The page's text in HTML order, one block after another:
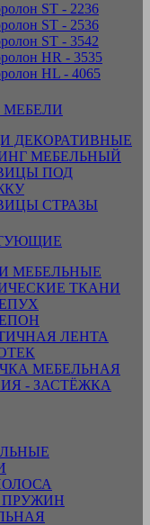
ST - 2236
ST - 2536
ST - 3542
HR - 3535
HL - 4065
МЕБЕЛИ
ДЕКОРАТИВНЫЕ
МЕБЕЛЬНЫЙ
ПОД
СТРАЗЫ
МЕБЕЛЬНЫЕ
ТКАНИ
ЛЕНТА
МЕБЕЛЬНАЯ
- ЗАСТЁЖКА
ПРУЖИН